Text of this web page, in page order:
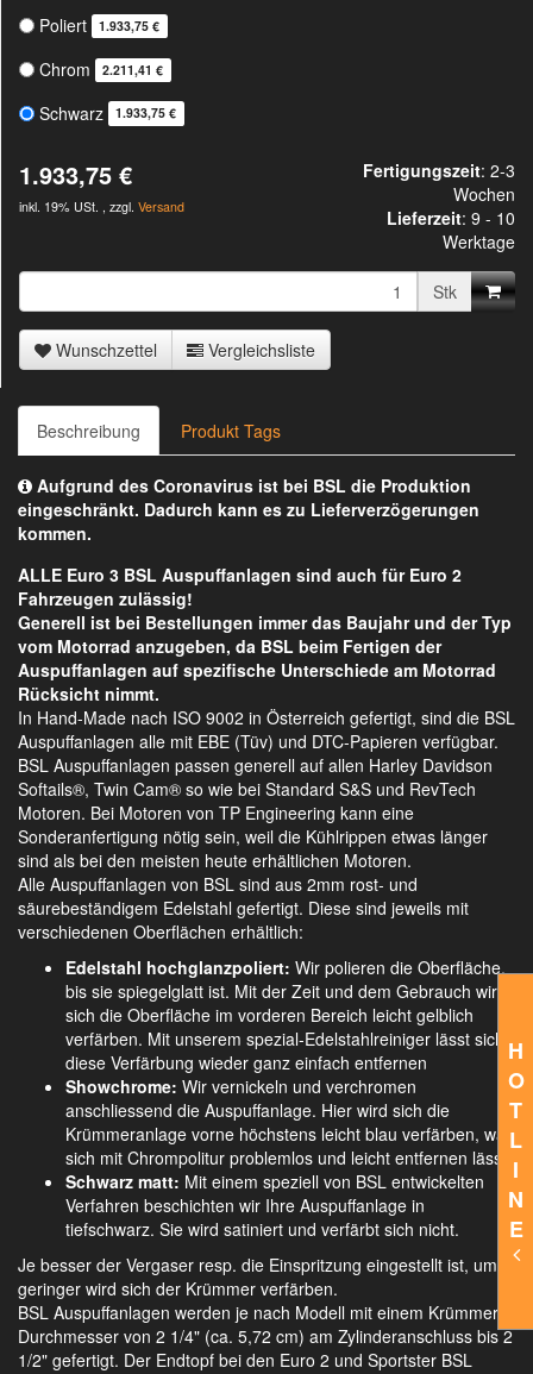
H
O
T
L
I
N
E
Poliert
1.933,75 €
Chrom 2.211,41 €
Schwarz 1.933,75 €
1.933,75 €
inkl. 19% USt. , zzgl. Versand
Fertigungszeit: 2-3
Wochen
Lieferzeit: 9 - 10
Werktage
Stk
Wunschzettel Vergleichsliste
Beschreibung Produkt Tags
Aufgrund des Coronavirus ist bei BSL die Produktion
eingeschränkt. Dadurch kann es zu Lieferverzögerungen
kommen.
ALLE Euro 3 BSL Auspuffanlagen sind auch für Euro 2
Fahrzeugen zulässig!
Generell ist bei Bestellungen immer das Baujahr und der Typ
vom Motorrad anzugeben, da BSL beim Fertigen der
Auspuffanlagen auf spezifische Unterschiede am Motorrad
Rücksicht nimmt.
In Hand-Made nach ISO 9002 in Österreich gefertigt, sind die BSL
Auspuffanlagen alle mit EBE (Tüv) und DTC-Papieren verfügbar.
BSL Auspuffanlagen passen generell auf allen Harley Davidson
Softails®, Twin Cam® so wie bei Standard S&S und RevTech
Motoren. Bei Motoren von TP Engineering kann eine
Sonderanfertigung nötig sein, weil die Kühlrippen etwas länger
sind als bei den meisten heute erhältlichen Motoren.
Alle Auspuffanlagen von BSL sind aus 2mm rost- und
säurebeständigem Edelstahl gefertigt. Diese sind jeweils mit
verschiedenen Oberflächen erhältlich:
Edelstahl hochglanzpoliert: Wir polieren die Oberfläche,
bis sie spiegelglatt ist. Mit der Zeit und dem Gebrauch wird
sich die Oberfläche im vorderen Bereich leicht gelblich
verfärben. Mit unserem spezial-Edelstahlreiniger lässt sich
diese Verfärbung wieder ganz einfach entfernen
Showchrome: Wir vernickeln und verchromen
anschliessend die Auspuffanlage. Hier wird sich die
Krümmeranlage vorne höchstens leicht blau verfärben, was
sich mit Chrompolitur problemlos und leicht entfernen lässt.
Schwarz matt: Mit einem speziell von BSL entwickelten
Verfahren beschichten wir Ihre Auspuffanlage in
tiefschwarz. Sie wird satiniert und verfärbt sich nicht.
Je besser der Vergaser resp. die Einspritzung eingestellt ist, umso
geringer wird sich der Krümmer verfärben.
BSL Auspuffanlagen werden je nach Modell mit einem Krümmer
Durchmesser von 2 1/4" (ca. 5,72 cm) am Zylinderanschluss bis 2
1/2" gefertigt. Der Endtopf bei den Euro 2 und Sportster BSL